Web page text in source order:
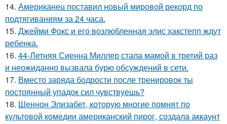
14. Американец поставил новый мировой рекорд по
подтягиваниям за 24 часа.
15. Джейми Фокс и его возлюбленная элис хакстепп ждут
ребенка.
16. 44-Летняя Сиенна Миллер стала мамой в третий раз
и неожиданно вызвала бурю обсуждений в сети.
17. Вместо заряда бодрости после тренировок ты
постоянный упадок сил чувствуешь?
18. Шеннон Элизабет, которую многие помнят по
культовой комедии американский пирог, создала аккаунт